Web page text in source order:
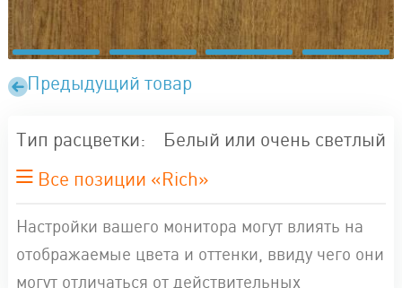
Предыдущий товар
Тип расцветки:
Белый или очень светлый
Все позиции «Rich»
Настройки вашего монитора могут влиять на
отображаемые цвета и оттенки, ввиду чего они
могут отличаться от действительных